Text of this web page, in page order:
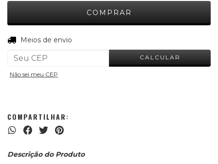
Entregas para o CEP:
Meios de envio
CALCULAR
Não sei meu CEP
COMPARTILHAR:
Descrição do Produto